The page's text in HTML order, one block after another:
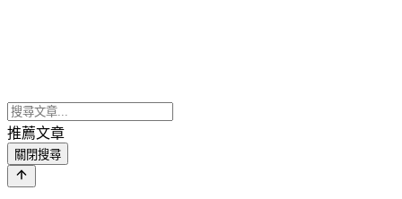
推薦文章
關閉搜尋